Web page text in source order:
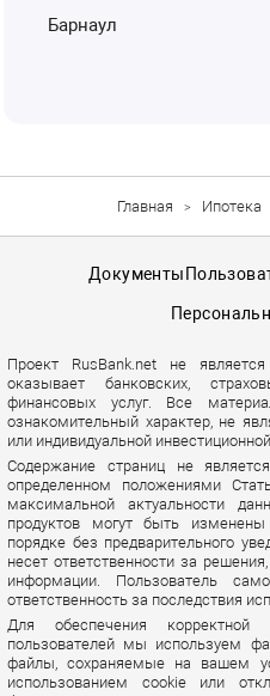
Барнаул
Главная Ипотека
Документы
Проект RusBank.net не
оказывает банковских,
финансовых услуг. Все
ознакомительный характер, не
или индивидуальной
Содержание страниц не
определенном положениями
максимальной актуальности
продуктов могут быть
порядке без предварительного
несет ответственности за
информации. Пользователь
ответственность за последствия
Для обеспечения
пользователей мы используем
файлы, сохраняемые на вашем
использованием cookie или